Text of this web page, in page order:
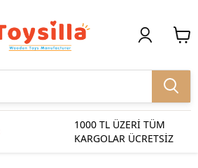
1000 TL ÜZERİ TÜM
KARGOLAR ÜCRETSİZ